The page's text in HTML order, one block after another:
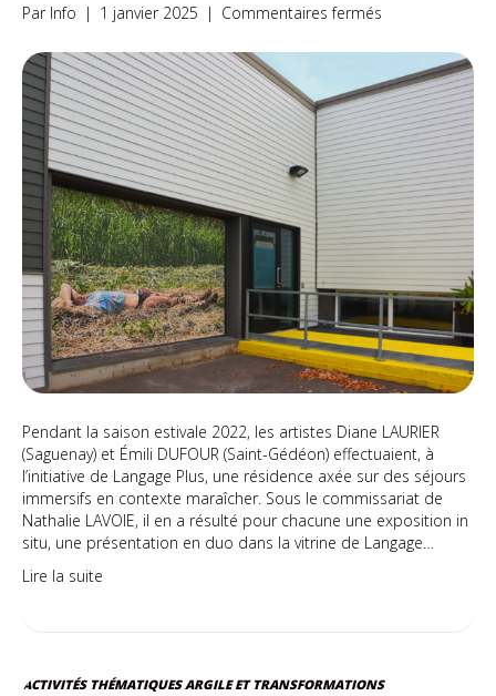
Par Info | 1 janvier 2025 | Commentaires fermés
maraîchers
|
Oeuvres
extérieures
Pendant la saison estivale 2022, les artistes Diane LAURIER
(Saguenay) et Émili DUFOUR (Saint-Gédéon) effectuaient, à
l’initiative de Langage Plus, une résidence axée sur des séjours
immersifs en contexte maraîcher. Sous le commissariat de
Nathalie LAVOIE, il en a résulté pour chacune une exposition in
situ, une présentation en duo dans la vitrine de Langage…
Lire la suite
ACTIVITÉS THÉMATIQUES ARGILE ET TRANSFORMATIONS